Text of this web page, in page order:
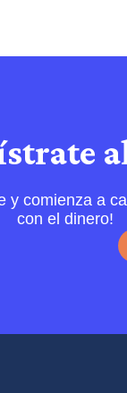
y comienza a
con el dinero!